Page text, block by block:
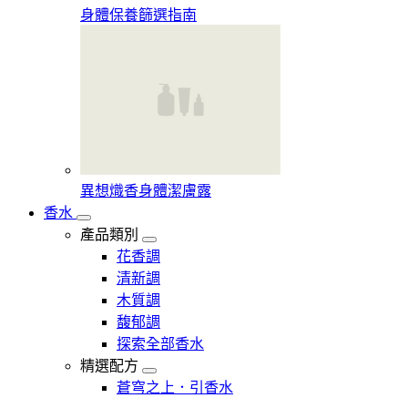
身體保養篩選指南
異想熾香身體潔膚露
香水
產品類別
花香調
清新調
木質調
馥郁調
探索全部香水
精選配方
蒼穹之上．引香水